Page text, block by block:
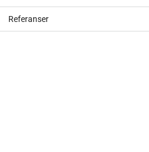
Referanser